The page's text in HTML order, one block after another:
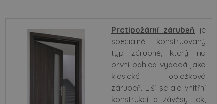
Protipožární zárubeň je
speciálně konstruovaný
typ zárubně, který na
první pohled vypadá jako
klasická obložková
zárubeň. Liší se ale vnitřní
konstrukcí a závěsy tak,